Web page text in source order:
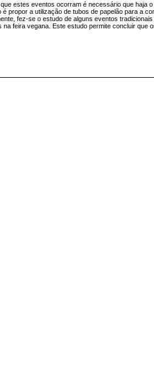
estes eventos ocorram é necessário que
a utilização de tubos de papelão para a
fez-se o estudo de alguns eventos
feira vegana. Este estudo permite concluir